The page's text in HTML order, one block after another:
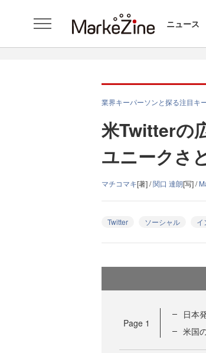
ニュース
業界キーパーソンと探る注目キ
米Twitterの
ユニークさ
マチコマキ[著] /関口 達朗[写] /
Twitter ソーシャル イ
Page 1
日本
米国